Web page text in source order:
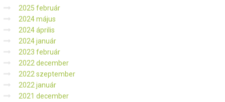
2025 február
2024 május
2024 április
2024 január
2023 február
2022 december
2022 szeptember
2022 január
2021 december